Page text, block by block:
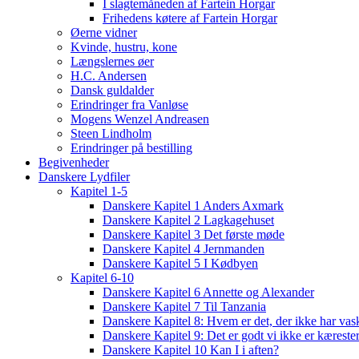
I slagtemåneden af Fartein Horgar
Frihedens køtere af Fartein Horgar
Øerne vidner
Kvinde, hustru, kone
Længslernes øer
H.C. Andersen
Dansk guldalder
Erindringer fra Vanløse
Mogens Wenzel Andreasen
Steen Lindholm
Erindringer på bestilling
Begivenheder
Danskere Lydfiler
Kapitel 1-5
Danskere Kapitel 1 Anders Axmark
Danskere Kapitel 2 Lagkagehuset
Danskere Kapitel 3 Det første møde
Danskere Kapitel 4 Jernmanden
Danskere Kapitel 5 I Kødbyen
Kapitel 6-10
Danskere Kapitel 6 Annette og Alexander
Danskere Kapitel 7 Til Tanzania
Danskere Kapitel 8: Hvem er det, der ikke har
Danskere Kapitel 9: Det er godt vi ikke er
Danskere Kapitel 10 Kan I i aften?